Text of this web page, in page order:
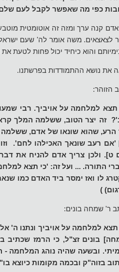
כפי מה שאפשר לקבל לעם שלם
קנה ערך ומזה זה אוטומטית
לצאצאים. משה אומר לה' שעם
והוא כיחיד יכול פחות לטעת
את נושא ההתמודדות בפרשתנו.
הזוהר:
תצא למלחמה על אויביך. רבי
זה יצר הטוב, ששלמה המלך
הרע, שהוא שונאו של אדם,
'אם רעב שונאך האכילהו לחם'.
ט]. ולכן צריך אדם להניח את
התורה. ... ועל זה: 'כי תצא
לו ואז ימסר ביד האדם כמו
)
ר' שמחה בונים:
תצא למלחמה על אויביך ונתנו ה'
בונים זצ"ל, כי הרמז שכתיב
ובשעה שהיה נוהג המלחמה -
בזוה"ק ובכמה מקומות כיוצא